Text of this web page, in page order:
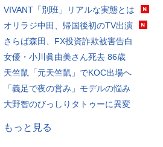
VIVANT「別班」リアルな実態とは
オリラジ中田、帰国後初のTV出演
さらば森田、FX投資詐欺被害告白
女優・小川眞由美さん死去 86歳
天竺鼠「元天竺鼠」でKOC出場へ
「義足で夜の営み」モデルの悩み
大野智のびっしりタトゥーに異変
もっと見る